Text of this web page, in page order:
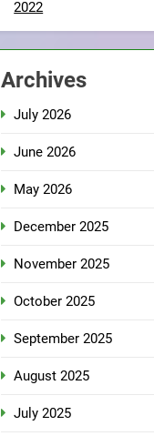
2022
Archives
July 2026
June 2026
May 2026
December 2025
November 2025
October 2025
September 2025
August 2025
July 2025